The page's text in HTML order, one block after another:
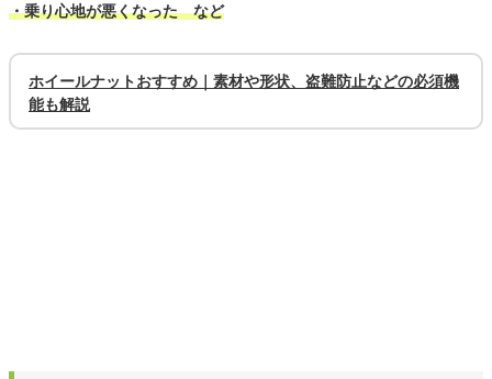
・乗り心地が悪くなった など
ホイールナットおすすめ｜素材や形状、盗難防止などの必須機
能も解説